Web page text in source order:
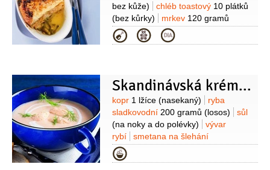
bez kůže)
chléb toastový 10 plátků
(bez kůrky)
mrkev 120 gramů
(očištěná karotka)
2 kusy
cibule1 kus
smetana na
Kategorie
Skandinávská krémová polévka
Suroviny
kopr 1 lžíce (nasekaný)
ryba
sladkovodní 200 gramů (losos)
sůl
(na noky a do polévky)
vývar
rybí
smetana na šlehání
2,5 decilitru
50 gramů (čerstvý)
máslo
Kategorie